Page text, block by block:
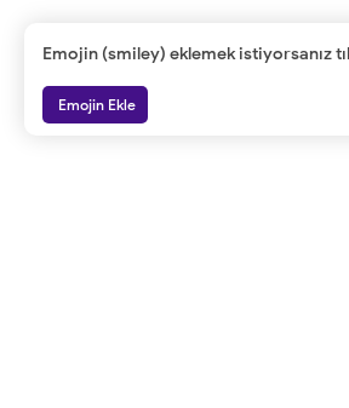
Emojin (smiley) eklemek istiyorsanız
Emojin Ekle